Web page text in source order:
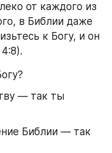
от каждого из
в Библии даже
к Богу, и он
— так ты
Библии — так